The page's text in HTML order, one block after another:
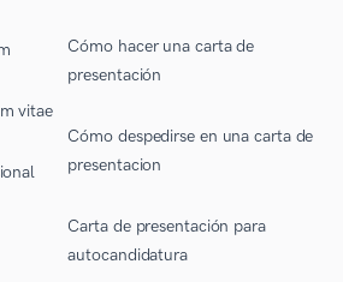
vitae
Cómo hacer una carta de
presentación
Cómo despedirse en una carta de
presentacion
Carta de presentación para
autocandidatura